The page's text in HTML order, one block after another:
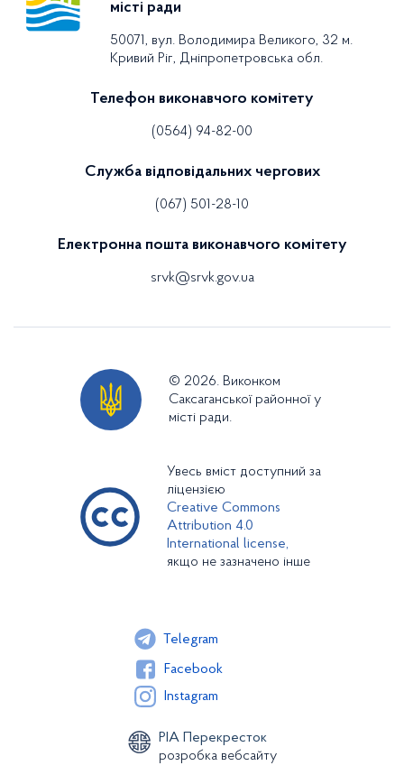
місті ради
50071, вул. Володимира Великого, 32 м.
Кривий Ріг, Дніпропетровська обл.
Телефон виконавчого комітету
(0564) 94-82-00
Служба відповідальних чергових
(067) 501-28-10
Електронна пошта виконавчого комітету
srvk@srvk.gov.ua
© 2026. Виконком
Саксаганської районної у
місті ради.
Увесь вміст доступний за
ліцензією
Creative Commons
Attribution 4.0
International license,
якщо не зазначено інше
Telegram
Facebook
Instagram
РІА Перекресток
розробка вебсайту